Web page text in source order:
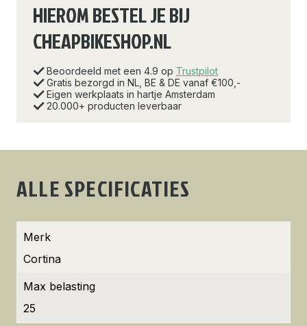
HIEROM BESTEL JE BIJ
CHEAPBIKESHOP.NL
Beoordeeld met een 4.9 op Trustpilot
Gratis bezorgd in NL, BE & DE vanaf €100,-
Eigen werkplaats in hartje Amsterdam
20.000+ producten leverbaar
ALLE SPECIFICATIES
Merk
Cortina
Max belasting
25